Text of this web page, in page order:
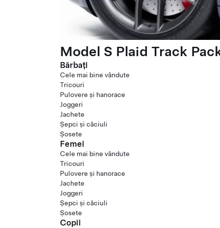
Model S Plaid Track
Bărbați
Cele mai bine vândute
Tricouri
Pulovere și hanorace
Joggeri
Jachete
Șepci și căciuli
Șosete
Femei
Cele mai bine vândute
Tricouri
Pulovere și hanorace
Jachete
Joggeri
Șepci și căciuli
Șosete
Copii